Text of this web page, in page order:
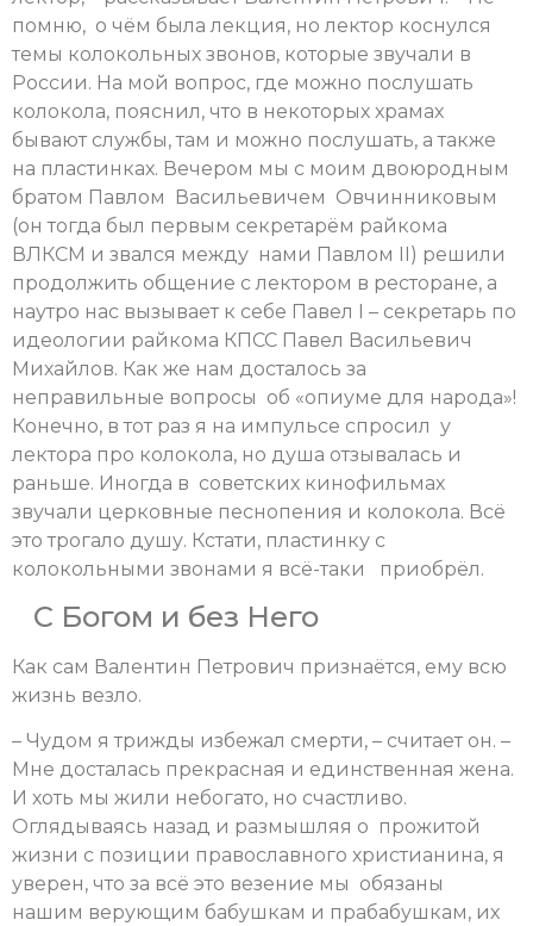
помню, о чём была лекция, но лектор коснулся
темы колокольных звонов, которые звучали в
России. На мой вопрос, где можно послушать
колокола, пояснил, что в некоторых храмах
бывают службы, там и можно послушать, а также
на пластинках. Вечером мы с моим двоюродным
братом Павлом Васильевичем Овчинниковым
(он тогда был первым секретарём райкома
ВЛКСМ и звался между нами Павлом II) решили
продолжить общение с лектором в ресторане, а
наутро нас вызывает к себе Павел I – секретарь по
идеологии райкома КПСС Павел Васильевич
Михайлов. Как же нам досталось за
неправильные вопросы об «опиуме для народа»!
Конечно, в тот раз я на импульсе спросил у
лектора про колокола, но душа отзывалась и
раньше. Иногда в советских кинофильмах
звучали церковные песнопения и колокола. Всё
это трогало душу. Кстати, пластинку с
колокольными звонами я всё-таки приобрёл.
С Богом и без Него
Как сам Валентин Петрович признаётся, ему всю
жизнь везло.
– Чудом я трижды избежал смерти, – считает он. –
Мне досталась прекрасная и единственная жена.
И хоть мы жили небогато, но счастливо.
Оглядываясь назад и размышляя о прожитой
жизни с позиции православного христианина, я
уверен, что за всё это везение мы обязаны
нашим верующим бабушкам и прабабушкам, их